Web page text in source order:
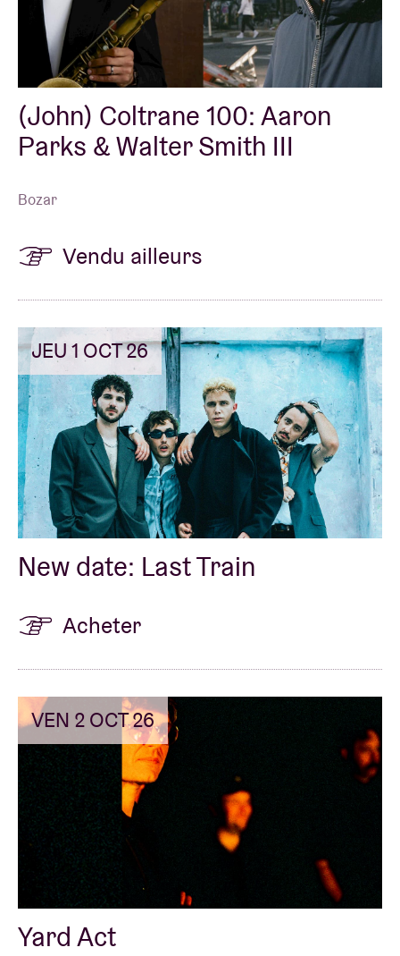
Location de salles
BRDCST
À propos de l'AB
Contact
(John) Coltrane 100: Aaron
Parks & Walter Smith III
Bozar
Vendu ailleurs
JEU 1 OCT 26
New date: Last Train
Acheter
VEN 2 OCT 26
Yard Act